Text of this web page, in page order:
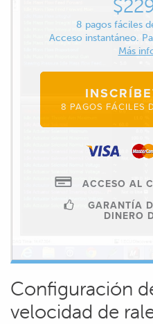
8 pagos fáciles
Acceso instantáneo.
Más
8 PAGOS FÁCILES
ACCESO AL
GARANTÍA
DINERO
Configuración
velocidad de